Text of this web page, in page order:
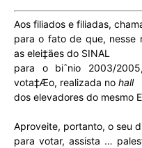
Aos filiados e filiadas,
para o fato de que, nesse
as elei‡äes do SINAL
para o biˆnio 2003/
vota‡Æo, realizada no hall
dos elevadores do mesmo
Aproveite, portanto, o seu
para votar, assista …